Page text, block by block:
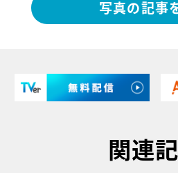
写真の記事
関連